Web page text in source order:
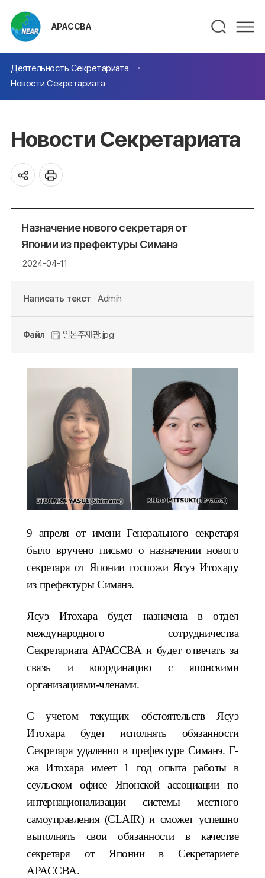
АРАССВА
Деятельность Секретариата
Новости Секретариата
Новости Секретариата
Назначение нового секретаря от
Японии из префектуры Симанэ
2024-04-11
Написать текст Admin
Файл 일본주재관.jpg
9 апреля от имени Генерального секретаря
было вручено письмо о назначении нового
секретаря от Японии госпожи Ясуэ Итохару
из префектуры Симанэ.
ЯсуэИтохара будет назначена в отдел
международного сотрудничества
Секретариата АРАССВА и будет отвечать за
связь и координацию с японскими
организациями-членами.
С учетом текущих обстоятельств Ясуэ
Итохара будет исполнять обязанности
Секретаря удаленно в префектуре Симанэ. Г-
жа Итохара имеет 1 год опыта работы в
сеульском офисе Японской ассоциации по
интернационализации системы местного
самоуправления (CLAIR) и сможет успешно
выполнять свои обязанности в качестве
секретаря от Японии в Секретариете
АРАССВА.